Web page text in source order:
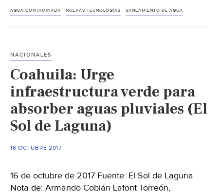
de
agua
en
México
(Excélsior)
AGUA CONTAMINADA NUEVAS TECNOLOGÍAS SANEAMIENTO DE AGUA
NACIONALES
Coahuila: Urge
infraestructura verde para
absorber aguas pluviales (El
Sol de Laguna)
16 OCTUBRE 2017
16 de octubre de 2017 Fuente: El Sol de Laguna
Nota de: Armando Cobián Lafont Torreón,